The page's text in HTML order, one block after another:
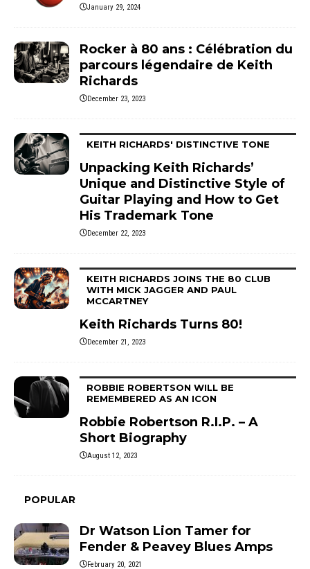
January 29, 2024
Rocker à 80 ans : Célébration du
parcours légendaire de Keith
Richards
December 23, 2023
KEITH RICHARDS' DISTINCTIVE TONE
Unpacking Keith Richards’
Unique and Distinctive Style of
Guitar Playing and How to Get
His Trademark Tone
December 22, 2023
KEITH RICHARDS JOINS THE 80 CLUB
WITH MICK JAGGER AND PAUL
MCCARTNEY
Keith Richards Turns 80!
December 21, 2023
ROBBIE ROBERTSON WILL BE
REMEMBERED AS AN ICON
Robbie Robertson R.I.P. – A
Short Biography
August 12, 2023
POPULAR
Dr Watson Lion Tamer for
Fender & Peavey Blues Amps
February 20, 2021